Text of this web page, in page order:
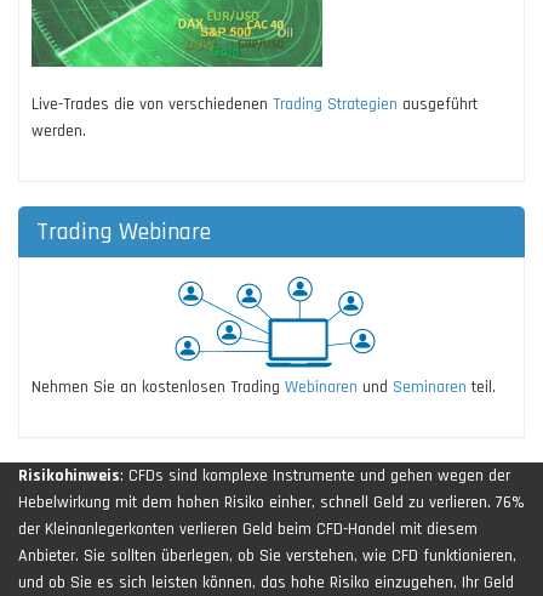
Live-Trades die von verschiedenen Trading Strategien ausgeführt
werden.
Trading Webinare
Nehmen Sie an kostenlosen Trading Webinaren und Seminaren teil.
Risikohinweis: CFDs sind komplexe Instrumente und gehen wegen der
Hebelwirkung mit dem hohen Risiko einher, schnell Geld zu verlieren. 76%
der Kleinanlegerkonten verlieren Geld beim CFD-Handel mit diesem
Anbieter. Sie sollten überlegen, ob Sie verstehen, wie CFD funktionieren,
und ob Sie es sich leisten können, das hohe Risiko einzugehen, Ihr Geld